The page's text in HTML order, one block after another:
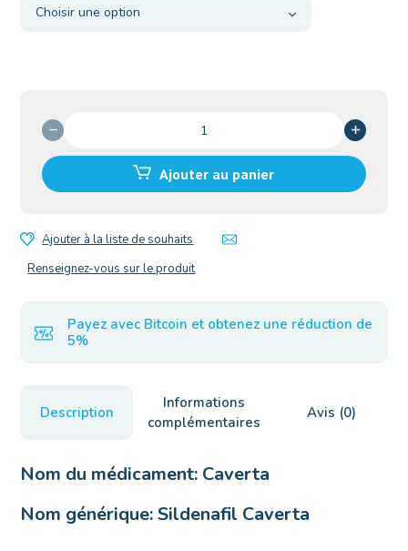
Caverta
Ajouter au panier
Ajouter à la liste de souhaits
Renseignez-vous sur le produit
Payez avec Bitcoin et obtenez une réduction de
5%
Description
Informations
complémentaires
Avis (0)
Nom du médicament: Caverta
Nom générique:Sildenafil Caverta